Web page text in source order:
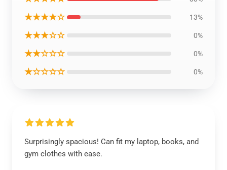
★★★★☆ 13%
★★★☆☆ 0%
★★☆☆☆ 0%
★☆☆☆☆ 0%
Surprisingly spacious! Can fit my laptop, books, and
gym clothes with ease.